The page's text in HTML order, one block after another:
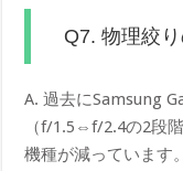
Q7. 物理絞
A. 過去にSamsung
（f/1.5⇔f/2.4の2段
機種が減っています